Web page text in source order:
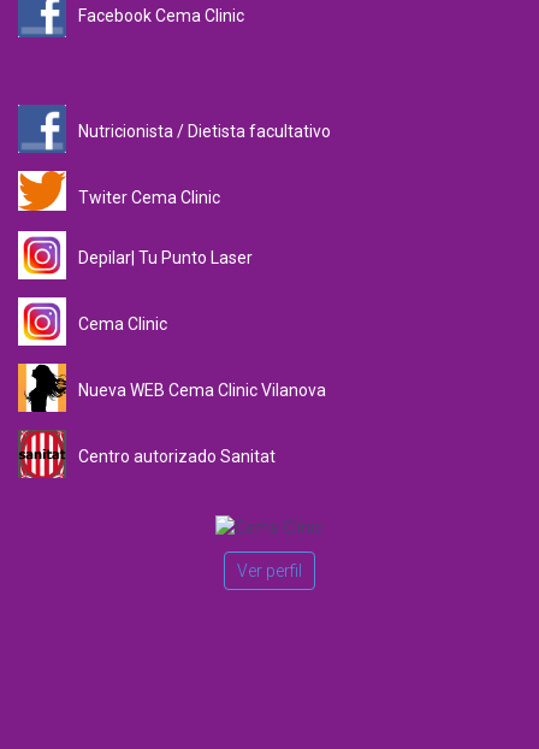
Facebook Cema Clinic
Nutricionista / Dietista facultativo
Twiter Cema Clinic
Depilar| Tu Punto Laser
Cema Clinic
Nueva WEB Cema Clinic Vilanova
Centro autorizado Sanitat
Ver perfil